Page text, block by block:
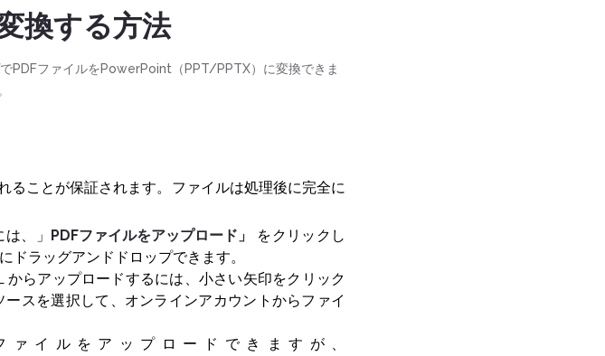
換する方法
PDFファイルをPowerPoint（PPT/PPTX）に変換できま
ることが保証されます。ファイルは処理後に完全に
、」 PDFファイルをアップロード」
をクリックし
ドラッグアンドドロップできます。
らアップロードするには、小さい矢印をクリック
スを選択して、オンラインアカウントからファイ
イルをアップロードできますが、